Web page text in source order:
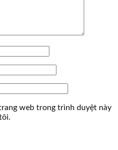
web trong trình duyệt này